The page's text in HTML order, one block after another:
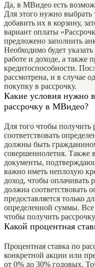
Да, в МВидео есть
Для этого нужно выбрать
добавить их в корзину,
вариант оплаты
предложено заполнить
Необходимо будет
работе и доходе, а также
кредитоспособности.
рассмотрена, и в случае
покупку в рассрочку.
Какие условия нужно
рассрочку в МВидео?
Для того чтобы
соответствовать
должны быть
совершеннолетия. Также
документы,
важно иметь неплохую
доход, чтобы оплачивать
должна соответствовать
предоставляется только
определенной суммы.
чтобы получить
Какой процентная
Процентная ставка по
конкретной акции или
от 0% до 30% годовых.